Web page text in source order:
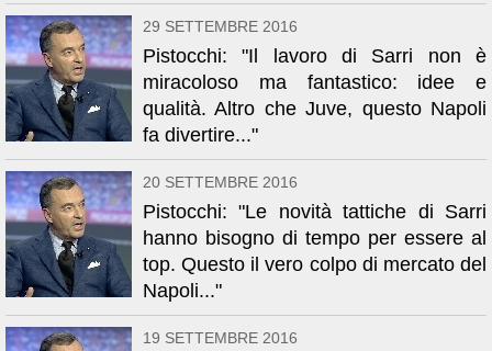
29 SETTEMBRE 2016
Pistocchi: "Il lavoro di Sarri non è
miracoloso ma fantastico: idee e
qualità. Altro che Juve, questo Napoli
fa divertire..."
20 SETTEMBRE 2016
Pistocchi: "Le novità tattiche di Sarri
hanno bisogno di tempo per essere al
top. Questo il vero colpo di mercato del
Napoli..."
19 SETTEMBRE 2016